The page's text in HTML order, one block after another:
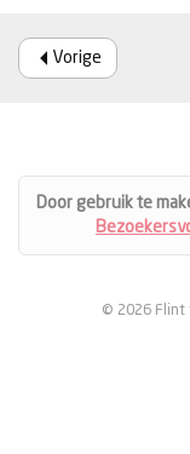
Vorige
Door gebruik te
© 2026 Flint